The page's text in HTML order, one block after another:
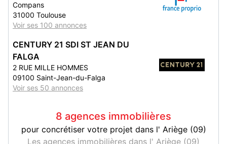
Compans
31000 Toulouse
Voir ses 100 annonces
CENTURY 21 SDI ST JEAN DU
FALGA
2 RUE MILLE HOMMES
09100 Saint-Jean-du-Falga
Voir ses 50 annonces
8 agences immobilières
pour concrétiser votre projet dans l' Ariège (09)
Les agences immobilières dans l' Ariège (09)